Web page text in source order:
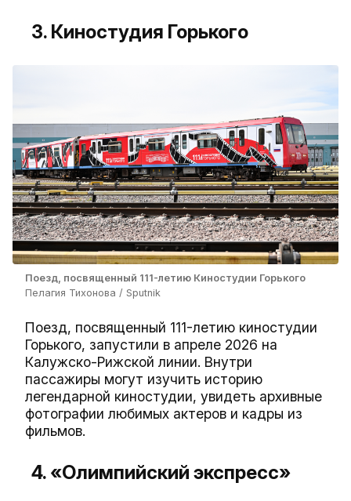
3. Киностудия Горького
Поезд, посвященный 111-летию Киностудии Горького
Пелагия Тихонова / Sputnik
Поезд, посвященный 111-летию киностудии
Горького, запустили в апреле 2026 на
Калужско-Рижской линии. Внутри
пассажиры могут изучить историю
легендарной киностудии, увидеть архивные
фотографии любимых актеров и кадры из
фильмов.
4. «Олимпийский экспресс»